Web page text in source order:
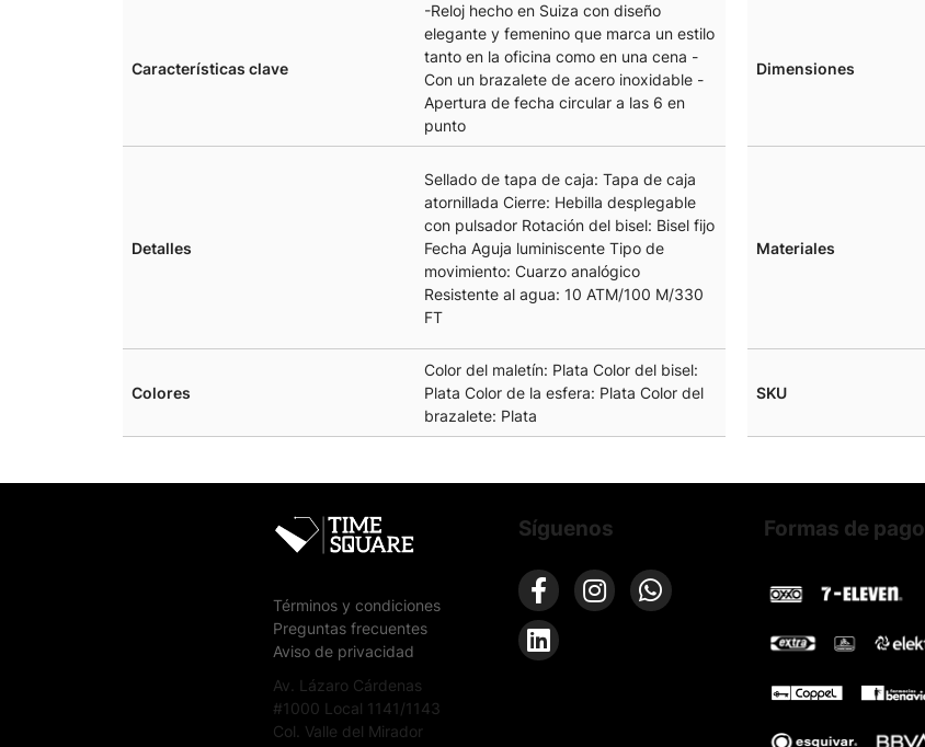
Características clave
-Reloj hecho en Suiza con diseño
elegante y femenino que marca un estilo
tanto en la oficina como en una cena -
Con un brazalete de acero inoxidable -
Apertura de fecha circular a las 6 en
punto
Dimensiones
Detalles
Sellado de tapa de caja: Tapa de caja
atornillada Cierre: Hebilla desplegable
con pulsador Rotación del bisel: Bisel fijo
Fecha Aguja luminiscente Tipo de
movimiento: Cuarzo analógico
Resistente al agua: 10 ATM/100 M/330
FT
Materiales
Colores
Color del maletín: Plata Color del bisel:
Plata Color de la esfera: Plata Color del
brazalete: Plata
SKU
Términos y condiciones
Preguntas frecuentes
Aviso de privacidad
Av. Lázaro Cárdenas
#1000 Local 1141/1143
Col. Valle del Mirador
Síguenos Formas de pago